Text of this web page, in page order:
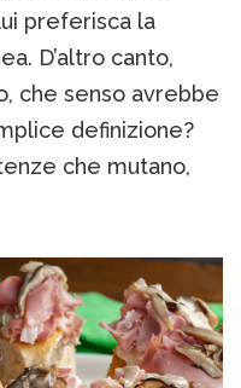
preferisca la
D’altro canto,
che senso avrebbe
definizione?
che mutano,